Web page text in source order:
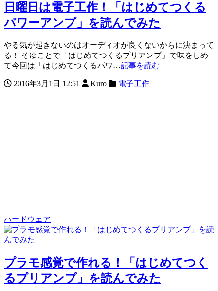
日曜日は電子工作！「はじめてつくる
パワーアンプ」を読んでみた
やる気が起きないのはオーディオが良くないからに決まって
る！ そゆことで「はじめてつくるプリアンプ」で味をしめ
て今回は「はじめてつくるパワ…記事を読む
2016年3月1日 12:51 Kuro 電子工作
ハードウェア
プラモ感覚で作れる！「はじめてつく
るプリアンプ」を読んでみた